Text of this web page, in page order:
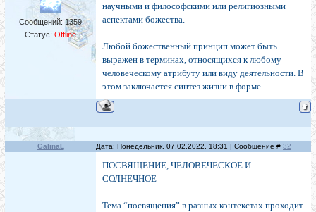
Сообщений: 1359
Статус: Offline
научными и философскими или религиозными
аспектами божества.
Любой божественный принцип может быть
выражен в терминах, относящихся к любому
человеческому атрибуту или виду деятельности. В
этом заключается синтез жизни в форме.
GalinaL Дата: Понедельник, 07.02.2022, 18:31 | Сообщение # 32
ПОСВЯЩЕНИЕ, ЧЕЛОВЕЧЕСКОЕ И
СОЛНЕЧНОЕ
Тема “посвящения” в разных контекстах проходит